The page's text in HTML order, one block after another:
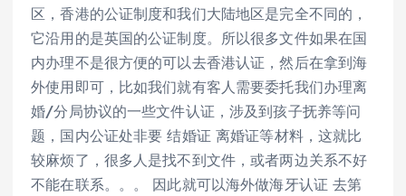
区，香港的公证制度和我们大陆地区是完全不同的，
它沿用的是英国的公证制度。所以很多文件如果在国
内办理不是很方便的可以去香港认证，然后在拿到海
外使用即可，比如我们就有客人需要委托我们办理离
婚/分局协议的一些文件认证，涉及到孩子抚养等问
题，国内公证处非要 结婚证 离婚证等材料，这就比
较麻烦了，很多人是找不到文件，或者两边关系不好
不能在联系。。。 因此就可以海外做海牙认证 去第